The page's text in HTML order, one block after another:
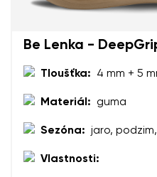
Be Lenka -
Tloušťka: 4 mm + 5
Materiál: guma
Sezóna: jaro,
Vlastnosti: